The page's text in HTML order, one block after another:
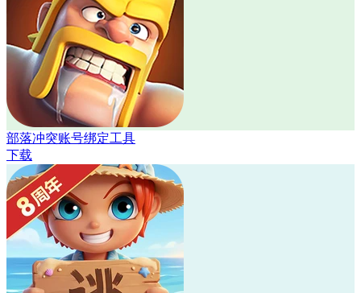
部落冲突账号绑定工具
下载